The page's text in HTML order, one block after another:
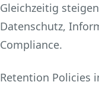
Gleichzeitig
Datenschutz,
Compliance.
Retention Policies